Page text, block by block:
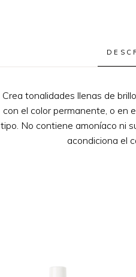
Crea tonalidades llenas de
con el color permanente, o en
tipo. No contiene amoníaco ni
acondiciona el